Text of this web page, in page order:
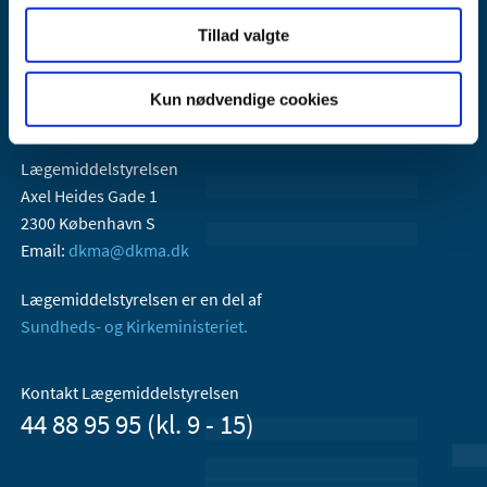
Tillad valgte
Kun nødvendige cookies
Lægemiddelstyrelsen
Axel Heides Gade 1
2300 København S
Email: dkma@dkma.dk
Lægemiddelstyrelsen er en del af
Sundheds- og Kirkeministeriet.
Kontakt Lægemiddelstyrelsen
44 88 95 95 (kl. 9 - 15)